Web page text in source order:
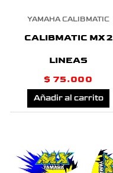
YAMAHA CALIBMATIC
CALIBMATIC MX 2
LINEAS
$ 75.000
Añadir al carrito